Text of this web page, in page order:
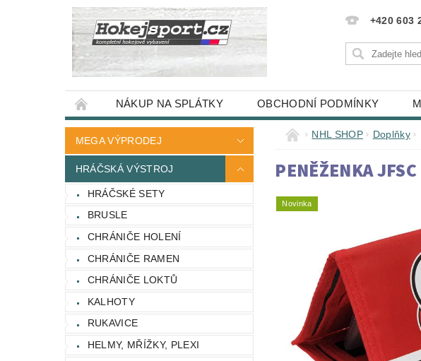
+420 603
NÁKUP NA SPLÁTKY OBCHODNÍ PODMÍNKY
MEGA VÝPRODEJ
HRÁČSKÁ VÝSTROJ
HRÁČSKÉ SETY
BRUSLE
CHRÁNIČE HOLENÍ
CHRÁNIČE RAMEN
CHRÁNIČE LOKTŮ
KALHOTY
RUKAVICE
HELMY, MŘÍŽKY, PLEXI
NHL SHOP Doplňky
PENĚŽENKA
Novinka